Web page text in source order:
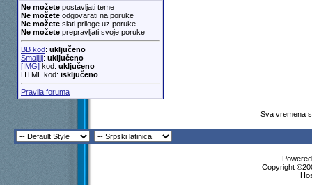
Ne možetepostavljati teme
Ne možeteodgovarati na poruke
Ne možeteslati priloge uz poruke
Ne možeteprepravljati svoje poruke
BB kod: uključeno
Smajliji: uključeno
[IMG]kod: uključeno
HTML kod: isključeno
Pravila foruma
Sva vremena
Copyright